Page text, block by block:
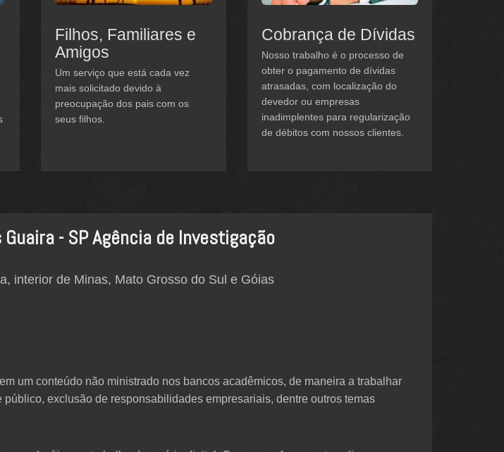
Filhos, Familiares e
Amigos
Um serviço que está cada vez
mais solicitado devido à
preocupação dos pais com os
seus filhos.
Cobrança de Dívidas
Nosso trabalho é o processo de
obter o pagamento de dívidas
atrasadas, com localização do
devedor ou empresas
inadimplentes para regularização
de débitos com nossos clientes.
- SP Agência de Investigação
interior de Minas, Mato Grosso do Sul e Góias
um conteúdo não ministrado nos bancos acadêmicos, de maneira a trabalhar
exclusão de responsabilidades empresariais, dentre outros temas